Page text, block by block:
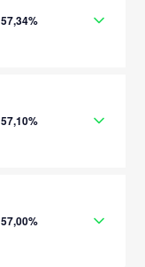
57,34%
57,10%
57,00%